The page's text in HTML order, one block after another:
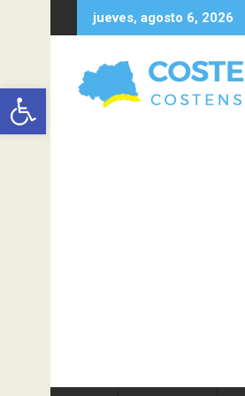
Abrir barra de herramientas
al
jueves, agosto 6, 2026